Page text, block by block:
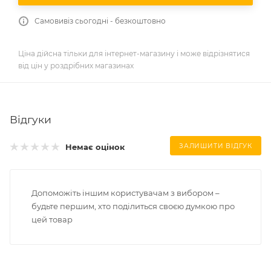
Самовивіз сьогодні - безкоштовно
Ціна дійсна тільки для інтернет-магазину і може відрізнятися
від цін у роздрібних магазинах
Відгуки
Немає оцінок ЗАЛИШИТИ ВІДГУК
Допоможіть іншим користувачам з вибором –
будьте першим, хто поділиться своєю думкою про
цей товар